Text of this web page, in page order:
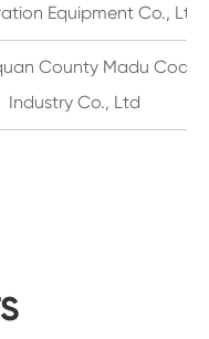
Equipment Co., Ltd
County Madu Coal
Industry Co., Ltd